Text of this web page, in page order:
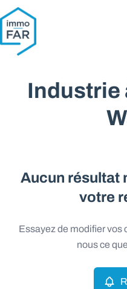
Aller au contenu principal
Industrie
Aucun résultat
votre
Essayez de modifier vos
nous ce